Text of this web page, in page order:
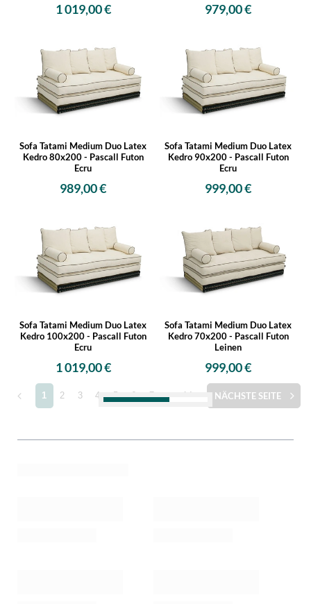
1 019,00 € 979,00 €
Sofa Tatami Medium Duo Latex
Kedro 80x200 - Pascall Futon
Ecru
989,00 €
Sofa Tatami Medium Duo Latex
Kedro 90x200 - Pascall Futon
Ecru
999,00 €
Sofa Tatami Medium Duo Latex
Kedro 100x200 - Pascall Futon
Ecru
1 019,00 €
Sofa Tatami Medium Duo Latex
Kedro 70x200 - Pascall Futon
Leinen
999,00 €
1 2 3 4 5 6 7 ... 14 NÄCHSTE SEITE